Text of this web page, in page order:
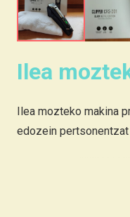
Ilea
Ilea mozteko makina
edozein pertsonentzat